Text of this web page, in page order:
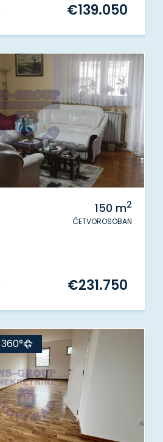
€139.050
150 m2
ČETVOROSOBAN
€231.750
360°